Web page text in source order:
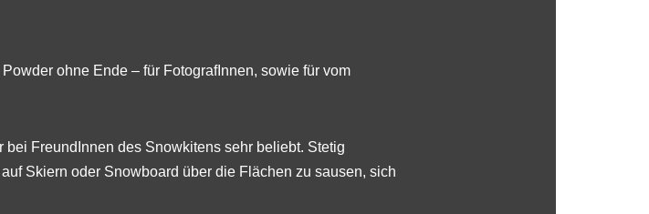
ohne Ende – für FotografInnen, sowie für vom
bei FreundInnen des Snowkitens sehr beliebt. Stetig
Skiern oder Snowboard über die Flächen zu sausen, sich